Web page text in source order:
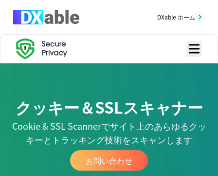
DXable ホーム
クッキー＆SSLスキャナー
Cookie & SSL Scannerでサイト上のあらゆるクッ
キーとトラッキング技術をスキャンします
お問い合わせ